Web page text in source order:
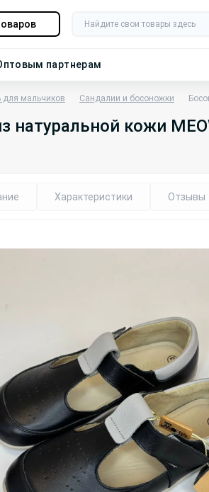
партнерам
для мальчиков Сандалии и босоножки
натуральной кожи
Характеристики Отзывы